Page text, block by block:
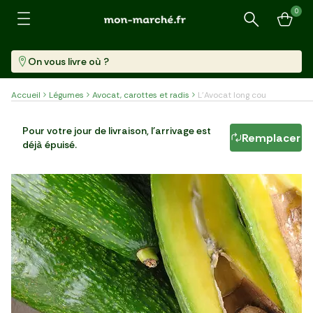
Recherche
0
On vous livre où ?
Accueil Légumes Avocat, carottes et radis L'Avocat long cou
Pièce (270 G) 11,59 €/kg
Pour votre jour de livraison, l'arrivage est
déjà épuisé.
Remplacer